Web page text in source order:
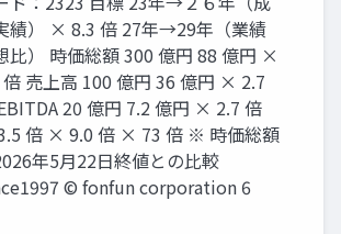
績） × 8.3 倍 27年→29年（業績
比） 時価総額 300 億円 88 億円 ×
売上高 100 億円 36 億円 × 2.7
20 億円 7.2 億円 × 2.7 倍
倍 × 9.0 倍 × 73 倍 ※ 時価総額
年5月22日終値との比較
© fonfun corporation 6